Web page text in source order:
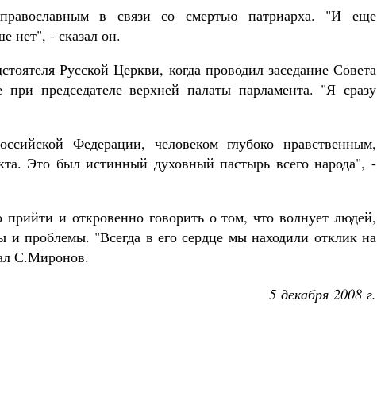
в связи со смертью патриарха. "И еще
нет", - сказал он.
Русской Церкви, когда проводил заседание Совета
при председателе верхней палаты парламента. "Я сразу
Федерации, человеком глубоко нравственным,
Это был истинный духовный пастырь всего народа", -
и откровенно говорить о том, что волнует людей,
и проблемы. "Всегда в его сердце мы находили отклик на
С.Миронов.
5 декабря 2008 г.